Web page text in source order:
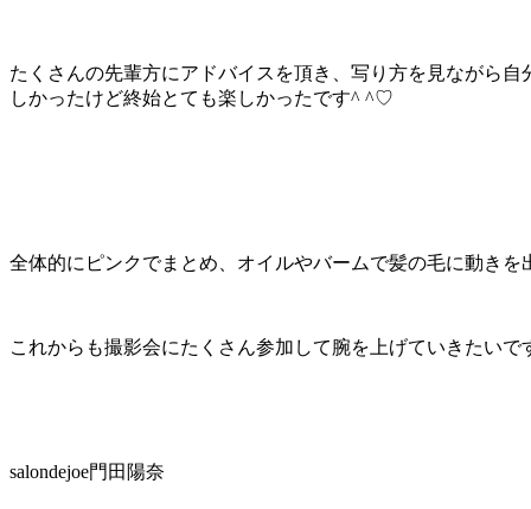
たくさんの先輩方にアドバイスを頂き、写り方を見ながら自
しかったけど終始とても楽しかったです^ ^♡
全体的にピンクでまとめ、オイルやバームで髪の毛に動きを
これからも撮影会にたくさん参加して腕を上げていきたいで
salondejoe門田陽奈